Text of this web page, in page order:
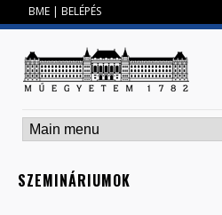
BME | BELÉPÉS
SZEMINÁRIUMOK